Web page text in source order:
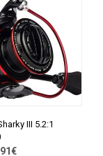
III 5.2:1